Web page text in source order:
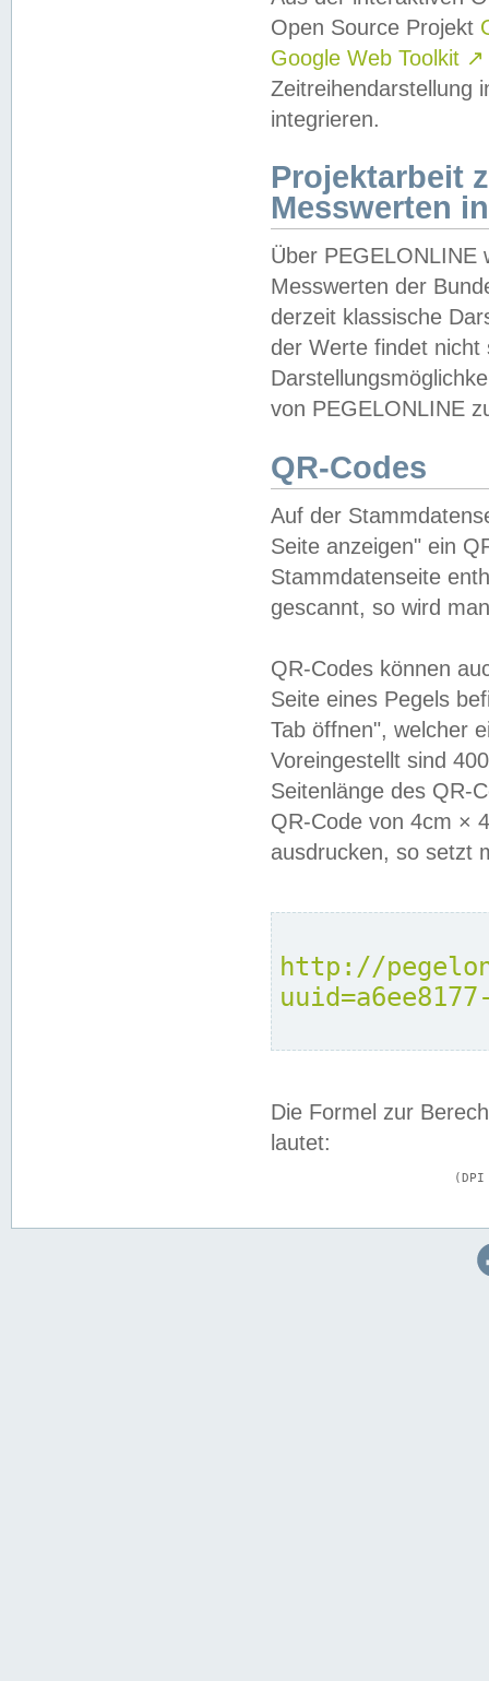
Open Source Projekt
Google Web Toolkit ↗
Zeitreihendarstellung
integrieren.
Projektarbeit
Messwerten
Über PEGELONLINE
Messwerten der
derzeit klassische
der Werte findet
von PEGELONLINE
QR-Codes
Auf der
Seite anzeigen" ein
Stammdatenseite
gescannt, so wird
QR-Codes können
Seite eines Pegels
Tab öffnen", welcher
Voreingestellt sind
Seitenlänge des QR-
QR-Code von 4cm ×
ausdrucken, so setzt
http://
Die Formel zur
lautet: